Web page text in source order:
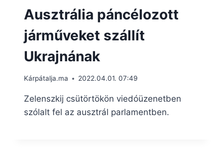
Ausztrália páncélozott
járműveket szállít
Ukrajnának
Kárpátalja.ma 2022.04.01. 07:49
Zelenszkij csütörtökön viedóüzenetben
szólalt fel az ausztrál parlamentben.